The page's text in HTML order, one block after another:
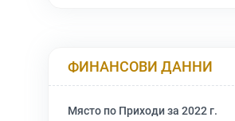
ФИНАНСОВИ ДАННИ
Място по Приходи за 2022 г.